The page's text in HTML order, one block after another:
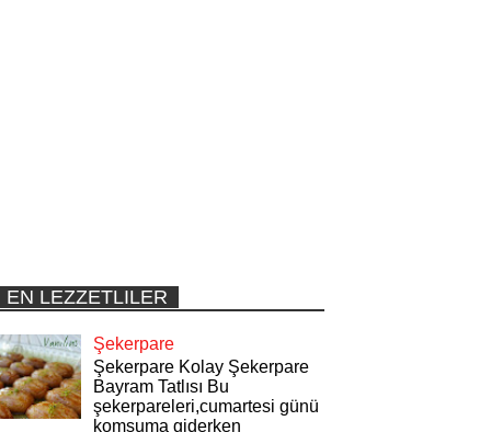
EN LEZZETLILER
Şekerpare
Şekerpare Kolay Şekerpare
Bayram Tatlısı Bu
şekerpareleri,cumartesi günü
komşuma giderken